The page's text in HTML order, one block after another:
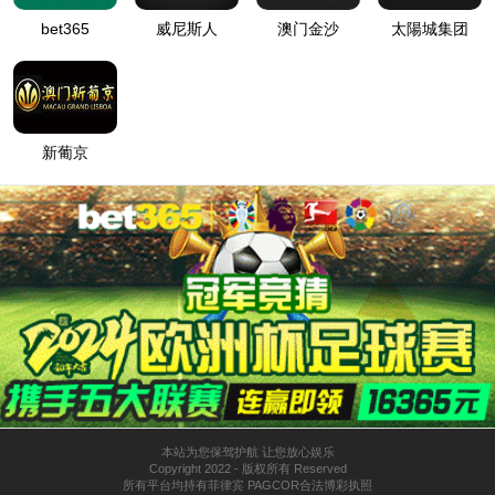
机器人及自动化
管/棒端加工自动化
电子与智能化工程
关于我们
公司简介
新闻中心
联系我们
太阳成tyc7111cc